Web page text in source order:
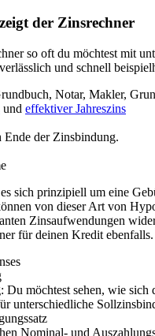
der Zinsrechner
so oft du möchtest mit
und schnell
Notar, Makler,
und effektiver Jahreszins
Ende der Zinsbindung.
sich prinzipiell um eine
von dieser Art von
Zinsaufwendungen
für deinen Kredit
Du möchtest sehen, wie
unterschiedliche
Nominal- und